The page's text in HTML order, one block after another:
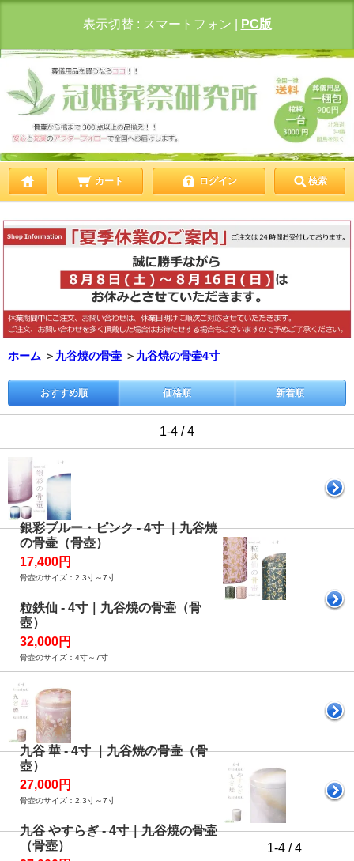
表示切替 : スマートフォン PC版
カート ログイン 検索
ホーム ＞ 九谷焼の骨壷 ＞ 九谷焼の骨壷4寸
おすすめ順 価格順 新着順
1-4 / 4
銀彩ブルー・ピンク - 4寸 ｜九谷焼
の骨壷（骨壺）
17,400円
骨壺のサイズ：2.3寸～7寸
粒鉄仙 - 4寸｜九谷焼の骨壷（骨
壺）
32,000円
骨壺のサイズ：4寸～7寸
九谷 華 - 4寸 ｜九谷焼の骨壷（骨
壺）
27,000円
骨壺のサイズ：2.3寸～7寸
九谷 やすらぎ - 4寸｜九谷焼の骨壷
（骨壺）
1-4 / 4